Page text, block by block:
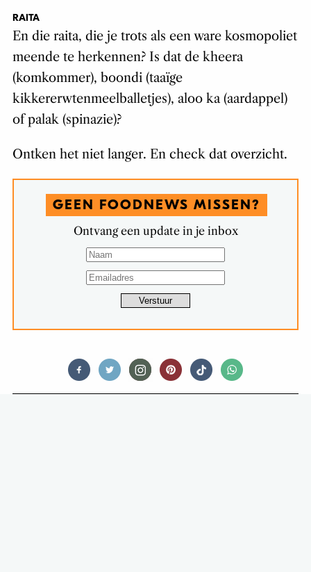
RAITA
En die raita, die je trots als een ware kosmopoliet
meende te herkennen? Is dat de kheera
(komkommer), boondi (taaïge
kikkererwtenmeelballetjes), aloo ka (aardappel)
of palak (spinazie)?
Ontken het niet langer. En check dat overzicht.
GEEN FOODNEWS MISSEN?
Ontvang een update in je inbox